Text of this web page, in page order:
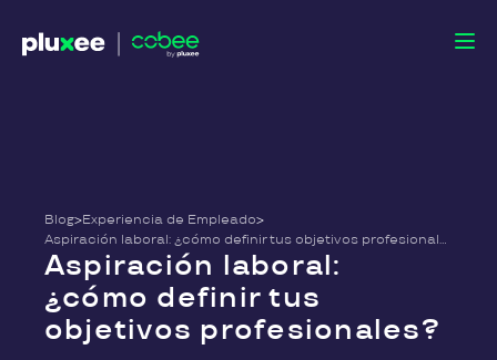
Aspiración laboral:
¿cómo definir tus
objetivos profesionales?
Blog>Experiencia de Empleado>
Aspiración laboral: ¿cómo definir tus objetivos profesionales?